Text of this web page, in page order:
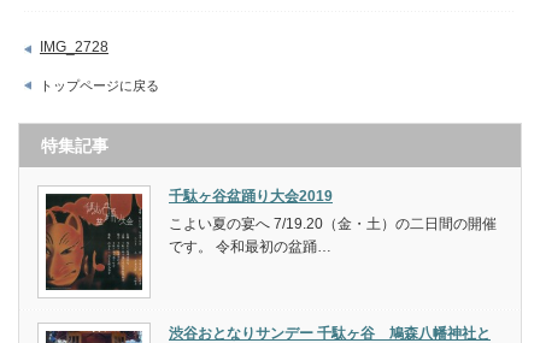
IMG_2728
トップページに戻る
特集記事
千駄ヶ谷盆踊り大会2019
こよい夏の宴へ 7/19.20（金・土）の二日間の開催
です。 令和最初の盆踊…
渋谷おとなりサンデー 千駄ヶ谷 鳩森八幡神社と